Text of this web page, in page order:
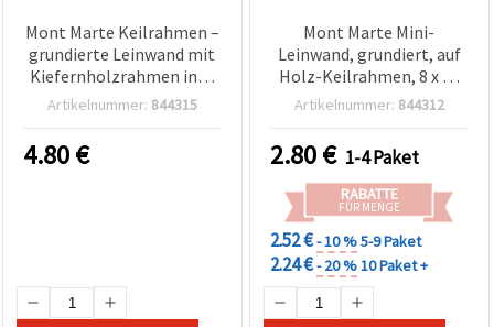
Mont Marte Keilrahmen –
grundierte Leinwand mit
Kiefernholzrahmen inkl.
Spannkeilen, 380 g/m²,
Artikelnummer: 844315
4.80€
Mont Marte Mini-
Leinwand, grundiert, auf
Holz-Keilrahmen, 8 x 10
cm, 2 Stück
Artikelnummer: 844312
2.80€ 1-4 Paket
RABATTE
FÜR MENGE
2.52 €- 10 %5-9 Paket
2.24 €- 20 %10 Paket +